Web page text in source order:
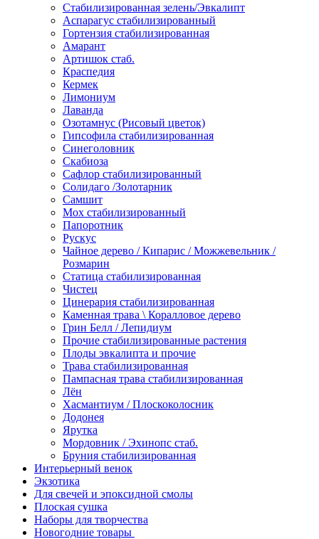
Стабилизированная зелень/Эвкалипт
Аспарагус стабилизированный
Гортензия стабилизированная
Амарант
Артишок стаб.
Краспедия
Кермек
Лимониум
Лаванда
Озотамнус (Рисовый цветок)
Гипсофила стабилизированная
Синеголовник
Скабиоза
Сафлор стабилизированный
Солидаго /Золотарник
Самшит
Мох стабилизированный
Папоротник
Рускус
Чайное дерево / Кипарис / Можжевельник /
Розмарин
Статица стабилизированная
Чистец
Цинерария стабилизированная
Каменная трава \ Коралловое дерево
Грин Белл / Лепидиум
Прочие стабилизированные растения
Плоды эвкалипта и прочие
Трава стабилизированная
Пампасная трава стабилизированная
Лён
Хасмантиум / Плоскоколосник
Додонея
Ярутка
Мордовник / Эхинопс стаб.
Бруния стабилизированная
Интерьерный венок
Экзотика
Для свечей и эпоксидной смолы
Плоская сушка
Наборы для творчества
Новогодние товары